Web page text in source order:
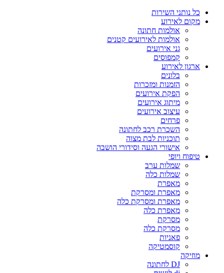
כל נותני השירות
מקום לאירוע
אולמות חתונה
אולמות לאירועים קטנים
גני אירועים
קמפוסים
ארגון לאירוע
בלונים
הזמנות ומזכרות
הפקת אירועים
מיתוג אירועים
עיצוב אירועים
פרחים
השכרת רכב לחתונה
תוכניות לבת מצוה
אישורי הגעה וסידורי הושבה
טיפוח ויופי
שמלות ערב
שמלות כלה
מאפרת
מאפרת ומסרקת
מאפרת ומסרקת כלה
מאפרת כלה
מסרקת
מסרקת כלה
פאניות
קוסמטיקה
מוזיקה
DJ לחתונה